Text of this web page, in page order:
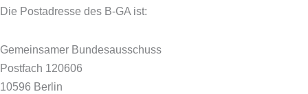
Die Postadresse des B-GA ist:
Gemeinsamer Bundesausschuss
Postfach 120606
10596 Berlin